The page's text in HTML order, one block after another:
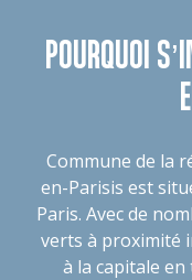
POURQUOI
Commune de la
en-Parisis est
Paris. Avec de
verts à proximité
à la capitale